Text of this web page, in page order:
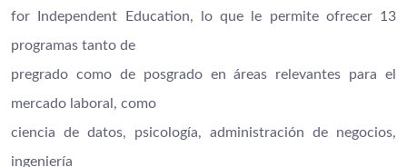
for Independent Education, lo que le permite ofrecer 13
programas tanto de
pregrado como de posgrado en áreas relevantes para el
mercado laboral, como
ciencia de datos, psicología, administración de negocios,
ingeniería